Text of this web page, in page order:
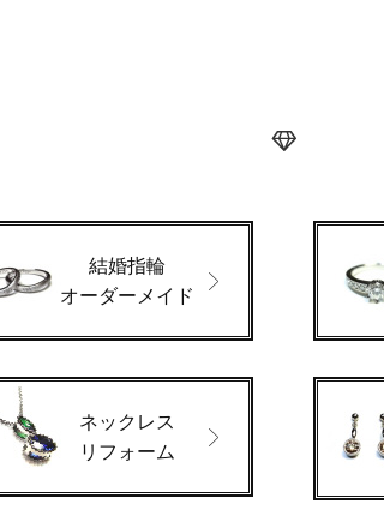
結婚指輪
オーダーメイド
ネックレス
リフォーム